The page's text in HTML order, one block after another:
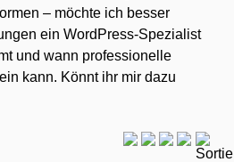
– möchte ich besser
ein WordPress-Spezialist
und wann professionelle
kann. Könnt ihr mir dazu